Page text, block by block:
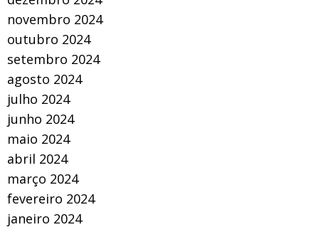
novembro 2024
outubro 2024
setembro 2024
agosto 2024
julho 2024
junho 2024
maio 2024
abril 2024
março 2024
fevereiro 2024
janeiro 2024